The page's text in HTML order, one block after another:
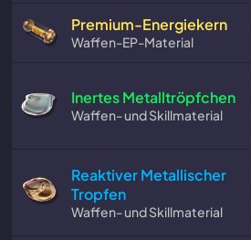
Premium-Energiekern
Waffen-EP-Material
Inertes Metalltröpfchen
Waffen- und Skillmaterial
Reaktiver Metallischer
Tropfen
Waffen- und Skillmaterial